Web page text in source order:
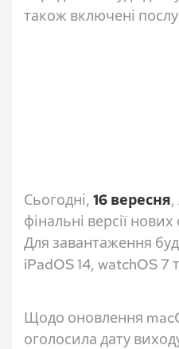
також включені
Сьогодні, 16 вересня,
фінальні версії
Для завантаження
iPadOS 14, watchOS 7
Щодо оновлення
оголосила дату